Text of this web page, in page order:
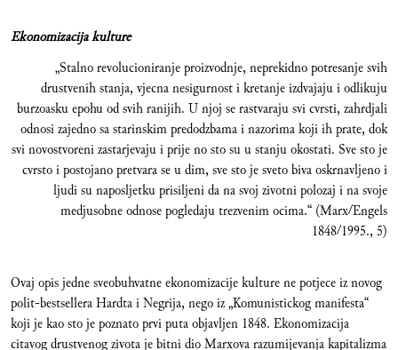
Ekonomizacija kulture
„Stalno revolucioniranje proizvodnje, neprekidno potresanje svih
drustvenih stanja, vjecna nesigurnost i kretanje izdvajaju i odlikuju
burzoasku epohu od svih ranijih. U njoj se rastvaraju svi cvrsti, zahrdjali
odnosi zajedno sa starinskim predodzbama i nazorima koji ih prate, dok
svi novostvoreni zastarjevaju i prije no sto su u stanju okostati. Sve sto je
cvrsto i postojano pretvara se u dim, sve sto je sveto biva oskrnavljeno i
ljudi su naposljetku prisiljeni da na svoj zivotni polozaj i na svoje
medjusobne odnose pogledaju trezvenim ocima.“ (Marx/Engels
1848/1995., 5)
Ovaj opis jedne sveobuhvatne ekonomizacije kulture ne potjece iz novog
polit-bestsellera Hardta i Negrija, nego iz „Komunistickog manifesta“
koji je kao sto je poznato prvi puta objavljen 1848. Ekonomizacija
citavog drustvenog zivota je bitni dio Marxova razumijevanja kapitalizma